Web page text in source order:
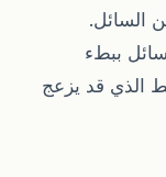
إلى 3 لترات من السائل.
ببطء
الذي قد يزعج